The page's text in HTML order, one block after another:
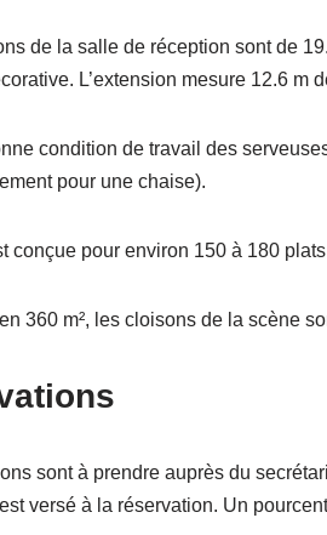
de la salle de réception sont de
L’extension mesure 12.6 m
condition de travail des
pour une chaise).
conçue pour environ 150 à 180
360 m², les cloisons de la scène
sont à prendre auprès du
versé à la réservation. Un